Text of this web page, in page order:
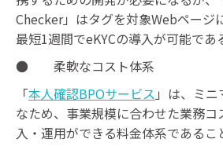
Checker」はタグを対象Webページ
最短1週間でeKYCの導入が可能であ
● 柔軟なコスト体系
「本人確認BPOサービス 」は、ミ
なため、事業規模に合わせた業務
入・運用ができる料金体系であるこ